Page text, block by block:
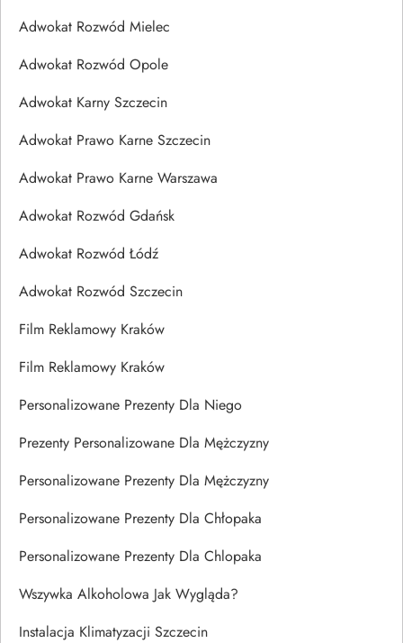
Adwokat Rozwód Mielec
Adwokat Rozwód Opole
Adwokat Karny Szczecin
Adwokat Prawo Karne Szczecin
Adwokat Prawo Karne Warszawa
Adwokat Rozwód Gdańsk
Adwokat Rozwód Łódź
Adwokat Rozwód Szczecin
Film Reklamowy Kraków
Film Reklamowy Kraków
Personalizowane Prezenty Dla Niego
Prezenty Personalizowane Dla Mężczyzny
Personalizowane Prezenty Dla Mężczyzny
Personalizowane Prezenty Dla Chłopaka
Personalizowane Prezenty Dla Chlopaka
Wszywka Alkoholowa Jak Wygląda?
Instalacja Klimatyzacji Szczecin